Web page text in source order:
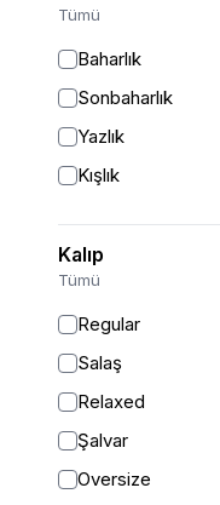
Tümü
Baharlık
Sonbaharlık
Yazlık
Kışlık
Kalıp
Tümü
Regular
Salaş
Relaxed
Şalvar
Oversize